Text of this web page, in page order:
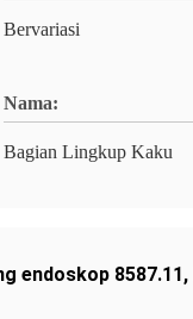
Bervariasi
Nama:
Bagian Lingkup Kaku
endoskop 8587.11,